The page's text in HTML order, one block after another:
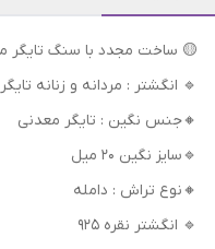
🟡 ساخت مجدد با سنگ تایگر
🔹 انگشتر : مردانه و زنانه
🔸جنس نگین : تایگر معدنی
🔹سایز نگین ۲۰ میل
🔸نوع تراش : دامله
🔹 انگشتر نقره ۹۲۵